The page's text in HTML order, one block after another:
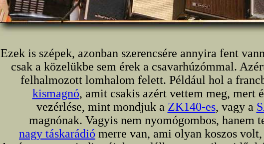
Ezek is szépek, azonban szerencsére annyira fent
csak a közelükbe sem érek a csavarhúzómmal.
felhalmozott lomhalom felett. Például hol a
kismagnó, amit csakis azért vettem meg, mert
vezérlése, mint mondjuk a ZK140-es, vagy a
magnónak. Vagyis nem nyomógombos, hanem
nagy táskarádió merre van, ami olyan koszos